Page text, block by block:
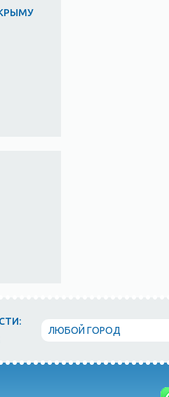
ЛЮБОЙ ГОРОД